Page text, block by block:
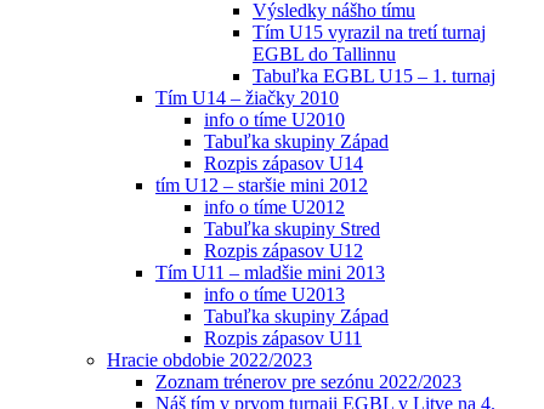
Výsledky nášho tímu
Tím U15 vyrazil na tretí turnaj
EGBL do Tallinnu
Tabuľka EGBL U15 – 1. turnaj
Tím U14 – žiačky 2010
info o tíme U2010
Tabuľka skupiny Západ
Rozpis zápasov U14
tím U12 – staršie mini 2012
info o tíme U2012
Tabuľka skupiny Stred
Rozpis zápasov U12
Tím U11 – mladšie mini 2013
info o tíme U2013
Tabuľka skupiny Západ
Rozpis zápasov U11
Hracie obdobie 2022/2023
Zoznam trénerov pre sezónu 2022/2023
Náš tím v prvom turnaji EGBL v Litve na 4.